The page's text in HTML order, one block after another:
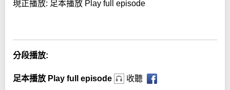
現正播放: 足本播放 Play full episode
分段播放:
足本播放 Play full episode 收聽